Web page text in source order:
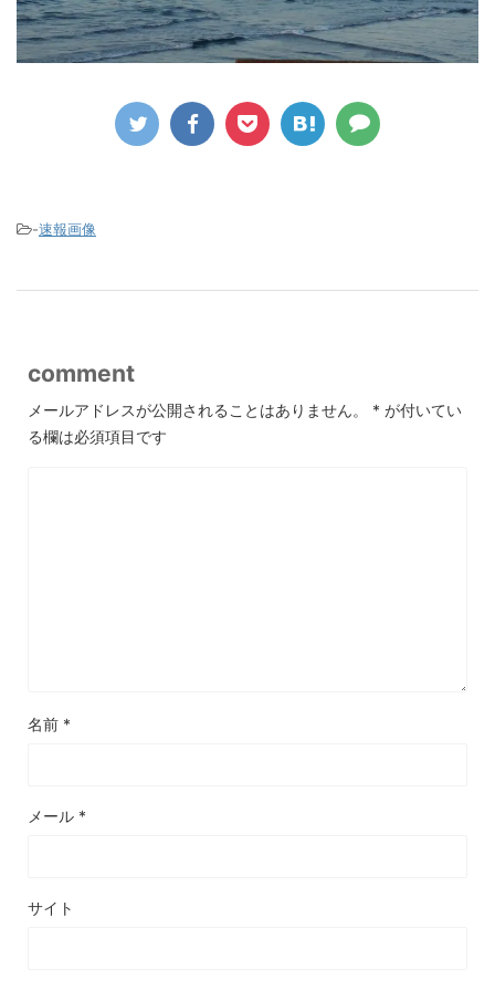
-速報画像
comment
メールアドレスが公開されることはありません。 * が付いてい
る欄は必須項目です
名前 *
メール *
サイト